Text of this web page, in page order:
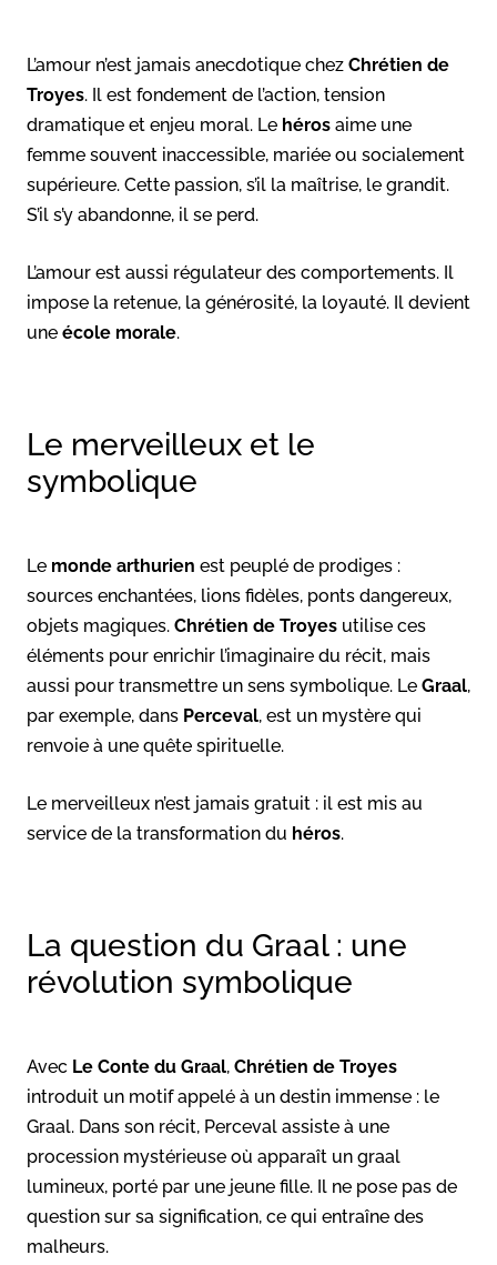
L’amour n’est jamais anecdotique chez Chrétien de
Troyes. Il est fondement de l’action, tension
dramatique et enjeu moral. Le héros aime une
femme souvent inaccessible, mariée ou socialement
supérieure. Cette passion, s’il la maîtrise, le grandit.
S’il s’y abandonne, il se perd.
L’amour est aussi régulateur des comportements. Il
impose la retenue, la générosité, la loyauté. Il devient
une école morale.
Le merveilleux et le
symbolique
Le monde arthurien est peuplé de prodiges :
sources enchantées, lions fidèles, ponts dangereux,
objets magiques. Chrétien de Troyes utilise ces
éléments pour enrichir l’imaginaire du récit, mais
aussi pour transmettre un sens symbolique. Le Graal,
par exemple, dans Perceval, est un mystère qui
renvoie à une quête spirituelle.
Le merveilleux n’est jamais gratuit : il est mis au
service de la transformation du héros.
La question du Graal : une
révolution symbolique
Avec Le Conte du Graal, Chrétien de Troyes
introduit un motif appelé à un destin immense : le
Graal. Dans son récit, Perceval assiste à une
procession mystérieuse où apparaît un graal
lumineux, porté par une jeune fille. Il ne pose pas de
question sur sa signification, ce qui entraîne des
malheurs.